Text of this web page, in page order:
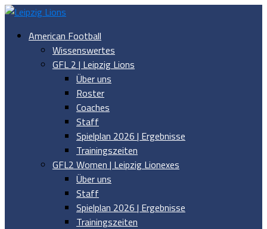
American Football
Wissenswertes
GFL 2 | Leipzig Lions
Über uns
Roster
Coaches
Staff
Spielplan 2026 | Ergebnisse
Trainingszeiten
GFL2 Women | Leipzig Lionexes
Über uns
Staff
Spielplan 2026 | Ergebnisse
Trainingszeiten